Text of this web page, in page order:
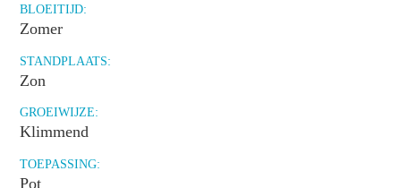
BLOEITIJD:
Zomer
STANDPLAATS:
Zon
GROEIWIJZE:
Klimmend
TOEPASSING:
Pot